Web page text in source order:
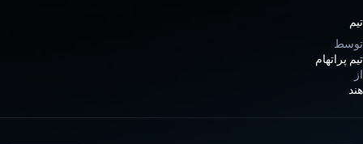
تیم
توسط
تیم پراتهام
از
هند